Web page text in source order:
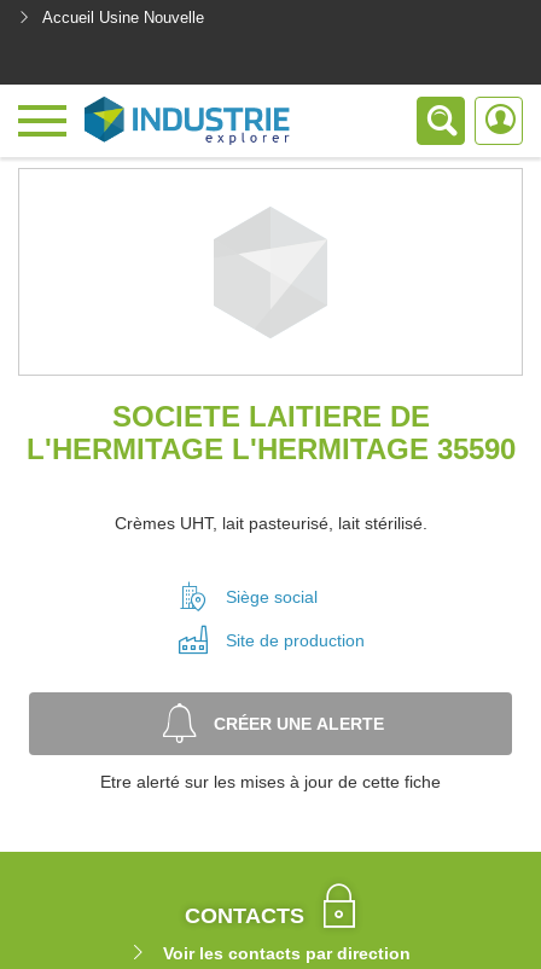
Accueil Usine Nouvelle
SOCIETE LAITIERE DE
L'HERMITAGE L'HERMITAGE 35590
Crèmes UHT, lait pasteurisé, lait stérilisé.
Siège social
Site de production
CRÉER UNE ALERTE
Etre alerté sur les mises à jour de cette fiche
CONTACTS
Voir les contacts par direction